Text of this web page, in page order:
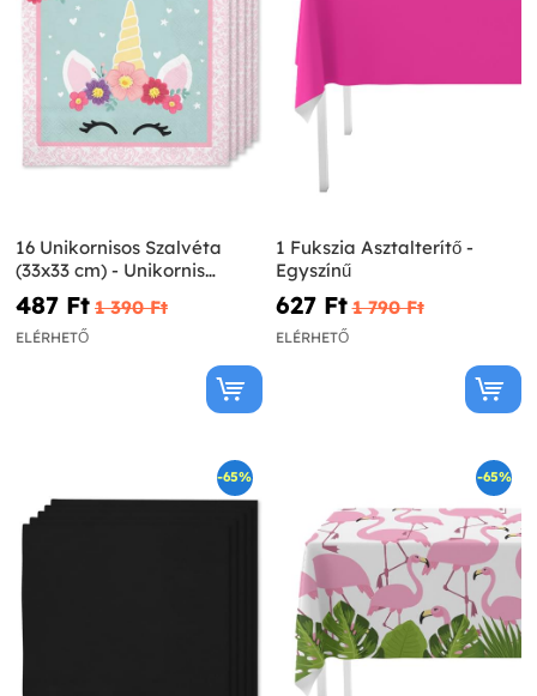
16 Unikornisos Szalvéta
(33x33 cm) - Unikornis
Virágok
487 Ft‎ 1 390 Ft‎
ELÉRHETŐ
1 Fukszia Asztalterítő -
Egyszínű
627 Ft‎ 1 790 Ft‎
ELÉRHETŐ
-65% -65%